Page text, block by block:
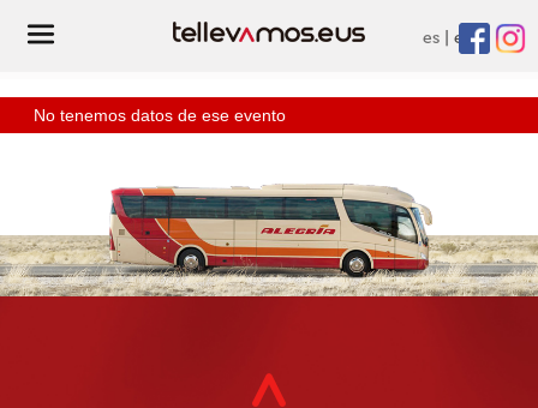
es eu
No tenemos datos de ese evento